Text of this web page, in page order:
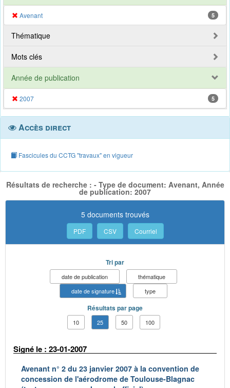
Avenant 5
Thématique
Mots clés
Année de publication
2007 5
Accès direct
Fascicules du CCTG "travaux" en vigueur
Résultats de recherche : - Type de document: Avenant, Année
de publication: 2007
5 documents trouvés
PDF CSV Courriel
Tri par
date de publication
thématique
date de signature
type
Résultats par page
10 25 50 100
Signé le : 23-01-2007
Avenant n° 2 du 23 janvier 2007 à la convention de
concession de l'aérodrome de Toulouse-Blagnac